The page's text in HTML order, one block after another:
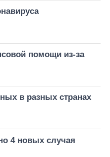
помощи из-за
в разных странах
4 новых случая